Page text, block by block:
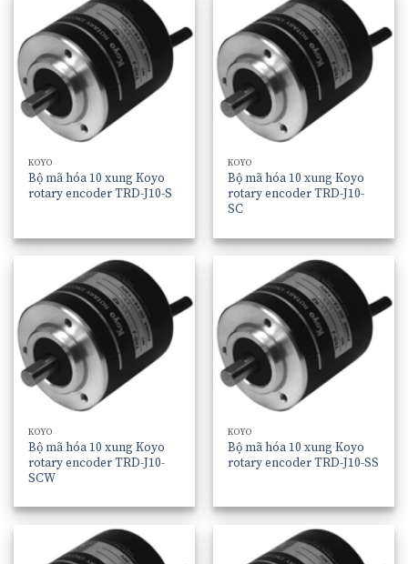
KOYO
Bộ mã hóa 10 xung Koyo
rotary encoder TRD-J10-S
KOYO
Bộ mã hóa 10 xung Koyo
rotary encoder TRD-J10-
SC
KOYO
Bộ mã hóa 10 xung Koyo
rotary encoder TRD-J10-
SCW
KOYO
Bộ mã hóa 10 xung Koyo
rotary encoder TRD-J10-SS